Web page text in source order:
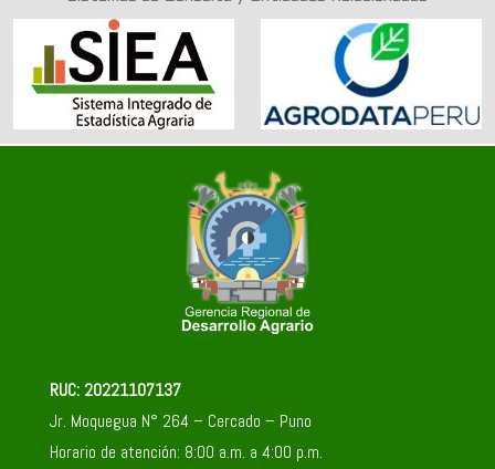
RUC: 20221107137
Jr. Moquegua N° 264 – Cercado – Puno
Horario de atención: 8:00 a.m. a 4:00 p.m.